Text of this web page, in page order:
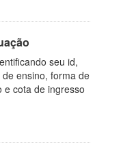
seu id,
ensino, forma de
cota de ingresso